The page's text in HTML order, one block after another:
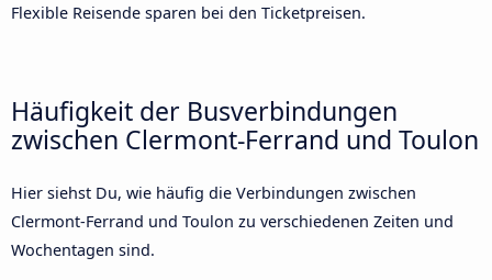
Flexible Reisende sparen bei den Ticketpreisen.
Häufigkeit der Busverbindungen
zwischen Clermont-Ferrand und Toulon
Hier siehst Du, wie häufig die Verbindungen zwischen
Clermont-Ferrand und Toulon zu verschiedenen Zeiten und
Wochentagen sind.